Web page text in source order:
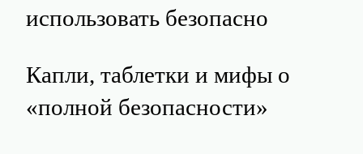
использовать безопасно
Капли, таблетки и мифы о
«полной безопасности»